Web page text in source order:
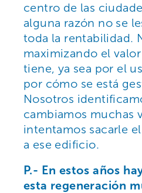
centro de las
alguna razón no se
toda la rentabilidad.
maximizando el
tiene, ya sea por el
por cómo se está
Nosotros
cambiamos muchas
intentamos sacarle
a ese edificio.
P.- En estos años
esta regeneración